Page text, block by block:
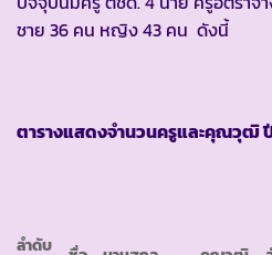
ชาย 36 คน หญิง 43 คน ดังนี้
ตารางแสดงจำนวนครูและคุณวุฒิ
ลำดับ